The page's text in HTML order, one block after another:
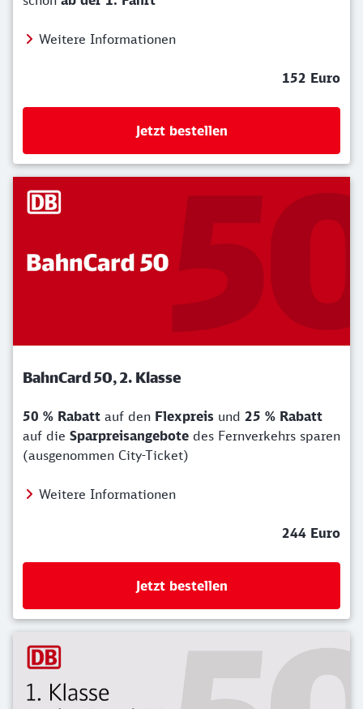
Weitere Informationen
152 Euro
Jetzt bestellen
BahnCard 50, 2. Klasse
50 % Rabatt auf den Flexpreis und 25 % Rabatt
auf die Sparpreisangebote des Fernverkehrs sparen
(ausgenommen City-Ticket)
Weitere Informationen
244 Euro
Jetzt bestellen